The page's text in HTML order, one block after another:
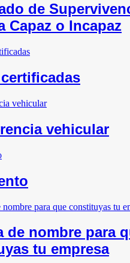
de
Capaz o Incapaz
vehicular
de nombre para
tu empresa